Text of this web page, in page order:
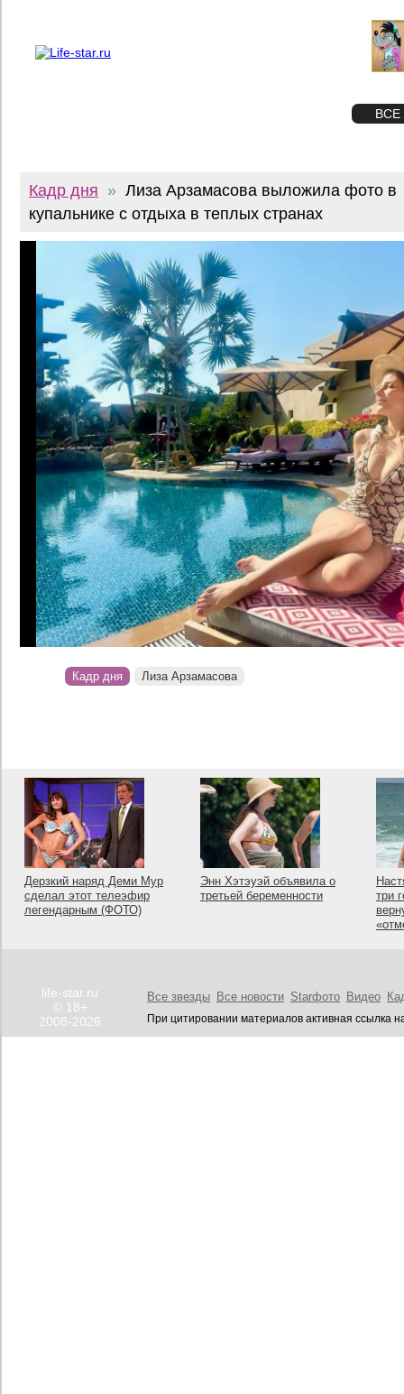
ВСЕ
Кадр дня » Лиза Арзамасова выложила фото в
купальнике с отдыха в теплых странах
Кадр дня Лиза Арзамасова
Дерзкий наряд Деми Мур
сделал этот телеэфир
легендарным (ФОТО)
Энн Хэтэуэй объявила о
третьей беременности
три
life-star.ru
© 18+
2008-2026
Все звезды Все новости Starфото Видео
При цитировании материалов активная ссылка